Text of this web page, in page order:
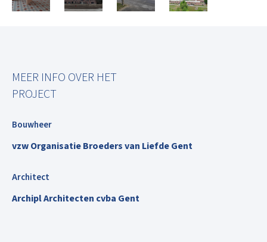
MEER INFO OVER HET
PROJECT
Bouwheer
vzw Organisatie Broeders van Liefde Gent
Architect
Archipl Architecten cvba Gent